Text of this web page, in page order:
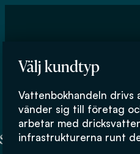
Välj kundtyp
Vattenbokhandeln drivs
vänder sig till företag
arbetar med
infrastrukturerna runt
Åsa Davidsson